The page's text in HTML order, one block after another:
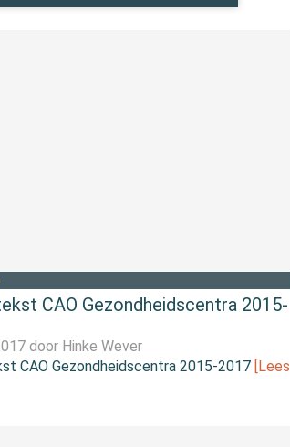
CAO Gezondheidscentra 2015-
door Hinke Wever
CAO Gezondheidscentra 2015-2017 [Lees